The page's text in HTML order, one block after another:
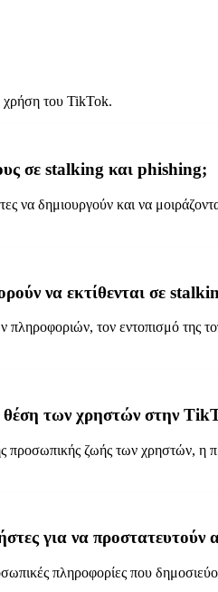
χρήση του TikTok.
σε stalking και phishing;
να δημιουργούν και να
να εκτίθενται σε
τον εντοπισμό της
θέση των χρηστών στην
προσωπικής ζωής των χρηστών,
για να
πληροφορίες που